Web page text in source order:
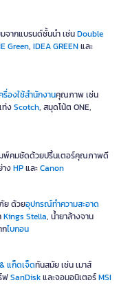
ากแบรนด์ชั้นนำ เช่นDouble
Green, IDEA GREENและ
องใช้สำนักงานคุณภาพ เช่น
ท่งScotch, สมุดโน้ต ONE,
พ์คมชัดด้วยปริ้นเตอร์คุณภาพดี
งHPและCanon
ย ด้วยอุปกรณ์ทำความสะอาด
Kings Stella, น้ำยาล้างจาน
กไบกอน
แก็ดเจ็ดทันสมัย เช่น เมาส์
ฟSanDiskและจอมอนิเตอร์MSI